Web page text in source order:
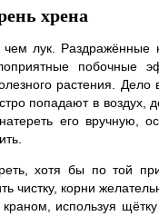
хрена
лук. Раздражённые
побочные
растения.
попадают в
его вручную,
хотя бы по той
чистку, корни
используя